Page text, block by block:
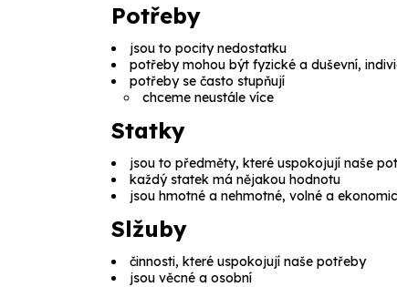
Potřeby
jsou to pocity nedostatku
potřeby mohou být fyzické a duševní,
potřeby se často stupňují
chceme neustále více
Statky
jsou to předměty, které uspokojují naše
každý statek má nějakou hodnotu
jsou hmotné a nehmotné, volné a
Slžuby
činnosti, které uspokojují naše potřeby
jsou věcné a osobní